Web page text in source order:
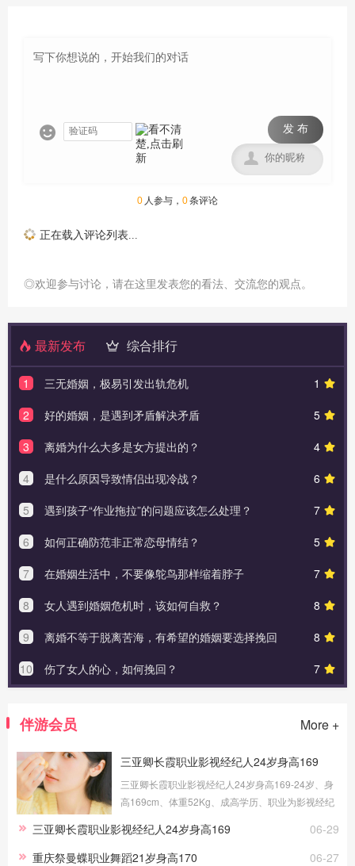
 发 布

0 人参与， 0条评论
正在载入评论列表...
◎欢迎参与讨论，请在这里发表您的看法、交流您的观点。
最新发布 综合排行
1
1
三无婚姻，极易引发出轨危机
5
2
好的婚姻，是遇到矛盾解决矛盾
4
3
离婚为什么大多是女方提出的？
6
4
是什么原因导致情侣出现冷战？
7
5
遇到孩子“作业拖拉”的问题应该怎么处理？
5
6
如何正确防范非正常恋母情结？
7
7
在婚姻生活中，不要像鸵鸟那样缩着脖子
8
8
女人遇到婚姻危机时，该如何自救？
8
9
离婚不等于脱离苦海，有希望的婚姻要选择挽回
7
10 伤了女人的心，如何挽回？
伴游会员 More +
三亚卿长霞职业影视经纪人24岁身高169
三亚卿长霞职业影视经纪人24岁身高169-24岁、身
高169cm、体重52Kg、成高学历、职业为影视经纪
做过礼仪、采购、试吃员工作，这些宝贵的工作经
历，让伴游服务更顺手。
06-29
三亚卿长霞职业影视经纪人24岁身高169
06-27
重庆祭曼蝶职业舞蹈21岁身高170